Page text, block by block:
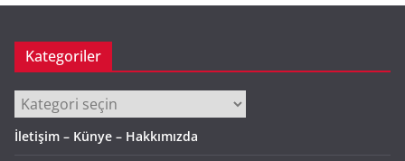
Kategoriler
Kategoriler
İletişim – Künye – Hakkımızda